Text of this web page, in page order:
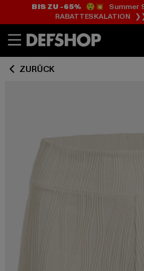
BIS ZU -65%😲💥 Summer
RABATTESKALATION
ZURÜCK